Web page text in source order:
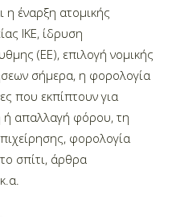
η έναρξη ατομικής
ΙΚΕ, ίδρυση
(ΕΕ), επιλογή νομικής
σήμερα, η φορολογία
που εκπίπτουν για
ή απαλλαγή φόρου, τη
φορολογία
σπίτι, άρθρα